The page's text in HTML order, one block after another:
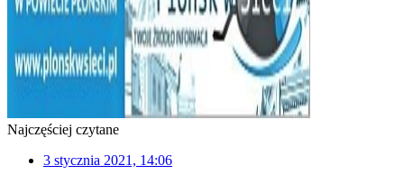
Najczęściej czytane
3 stycznia 2021, 14:06